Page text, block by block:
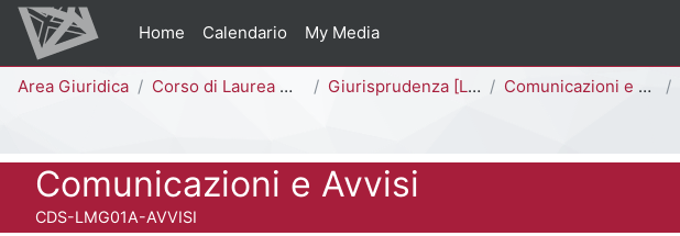
Vai al contenuto principale
Home
Calendario My Media
Percorso della pagina
Area Giuridica Corso di Laurea Magistrale a Ciclo Unico (5 anni) Giurisprudenza [LMG01A - 581] Comunicazioni e Avvisi
Titolo del corso
Comunicazioni e Avvisi
Codice identificativo del corso
CDS-LMG01A-AVVISI